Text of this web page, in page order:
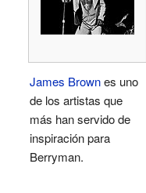
James Brownes uno
de los artistas que
más han servido de
inspiración para
Berryman.